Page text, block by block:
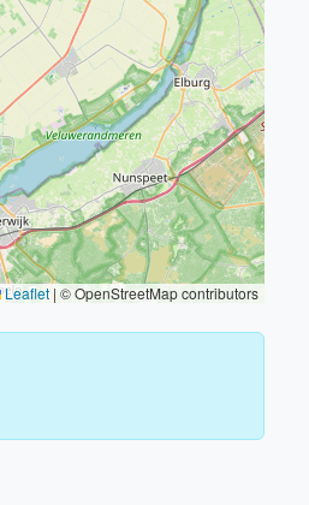
Leaflet | © OpenStreetMap contributors